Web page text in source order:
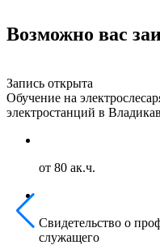
Возможно вас
Запись открыта
Обучение на
электростанций в
от 80 ак.ч.
Свидетельство о
служащего